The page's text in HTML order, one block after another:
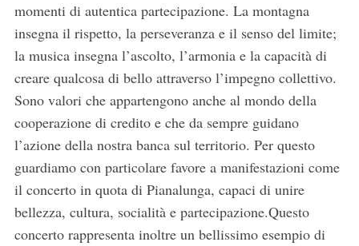
momenti di autentica partecipazione. La montagna
insegna il rispetto, la perseveranza e il senso del limite;
la musica insegna l’ascolto, l’armonia e la capacità di
creare qualcosa di bello attraverso l’impegno collettivo.
Sono valori che appartengono anche al mondo della
cooperazione di credito e che da sempre guidano
l’azione della nostra banca sul territorio. Per questo
guardiamo con particolare favore a manifestazioni come
il concerto in quota di Pianalunga, capaci di unire
bellezza, cultura, socialità e partecipazione.Questo
concerto rappresenta inoltre un bellissimo esempio di